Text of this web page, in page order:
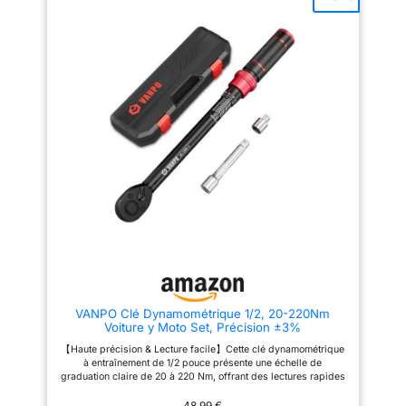
dommages causés. Avec 20
000 tests rigoureux
garantissant un outil fiable pour
vos besoins. 【Facile à régler】
Pour régler le couple, abaissez
le bouton de verrouillage de la
clé dynamométrique moto et
ajustez la valeur souhaitée, puis
relâchez-le pour le verrouiller
automatiquement. Si vous ne
l'utilisez pas, veuillez régler la
clé dynamométrique sur la
bouton de dégagement rapide
peuvent facilement être installés
et retirés, les accessoires
peuvent saisir et ne tombent
pas facilement. Tête à cliquet
réversible à 72 dents, elle peut
être utilisée dans le sens
l'assemblage de bicyclettes et
les réparations de petits
appareils. 【Durable】La clé
dynamométrique pour vélo est
fabriquée en aluminium
aéronautique 6061, ce qui la
rend plus légère que les
matériaux traditionnels. Associé
à un ressort en acier de haute
qualité et à un manche en acier
au chrome-molybdène pour
prévenir la rouille, il garantit une
contrôle optimal. Chaque clé
dynamométrique 3/8 est
une précision conforme aux
normes ISO 6789-2:2017 et DIN
EN ISO 6789-1:2017-07. 【Type
VANPO Clé Dynamométrique 1/2, 20-220Nm
Voiture y Moto Set, Précision ±3%
【Haute précision & Lecture facile】Cette clé dynamométrique
à entraînement de 1/2 pouce présente une échelle de
graduation claire de 20 à 220 Nm, offrant des lectures rapides
réparations automobiles et motocyclistes nécessitant un couple